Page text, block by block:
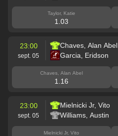
Taylor, Katie
1.03
23:00
sept. 05
Chaves, Alan Abel
Garcia, Eridson
Chaves, Alan Abel
1.16
23:00
sept. 05
Mielnicki Jr, Vito
Williams, Austin
Mielnicki Jr, Vito